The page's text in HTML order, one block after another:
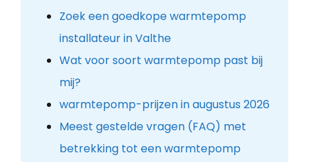
Zoek een goedkope warmtepomp
installateur in Valthe
Wat voor soort warmtepomp past bij
mij?
warmtepomp-prijzen in augustus 2026
Meest gestelde vragen (FAQ) met
betrekking tot een warmtepomp